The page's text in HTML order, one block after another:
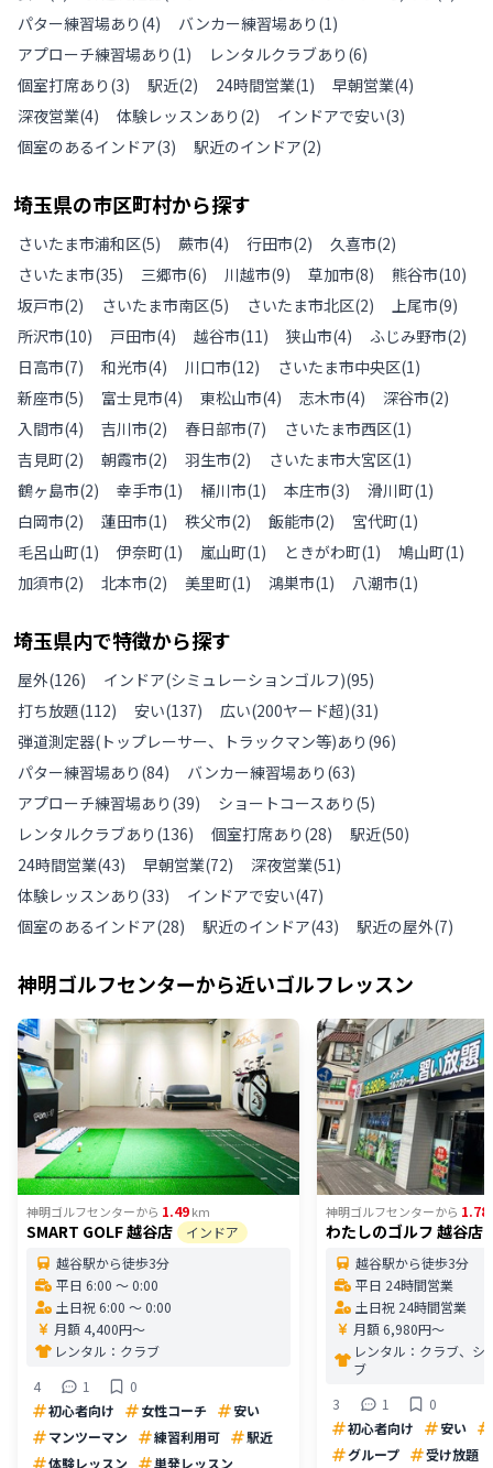
パター練習場あり (4) バンカー練習場あり (1)
アプローチ練習場あり (1) レンタルクラブあり (6)
個室打席あり (3) 駅近(2) 24時間営業(1) 早朝営業(4)
深夜営業(4) 体験レッスンあり (2) インドアで安い(3)
個室のあるインドア(3) 駅近のインドア(2)
埼玉県の市区町村から探す
さいたま市浦和区(5) 蕨市(4) 行田市(2) 久喜市(2)
さいたま市(35) 三郷市(6) 川越市(9) 草加市(8) 熊谷市(10)
坂戸市(2) さいたま市南区(5) さいたま市北区(2) 上尾市(9)
所沢市(10) 戸田市(4) 越谷市(11) 狭山市(4) ふじみ野市(2)
日高市(7) 和光市(4) 川口市(12) さいたま市中央区(1)
新座市(5) 富士見市(4) 東松山市(4) 志木市(4) 深谷市(2)
入間市(4) 吉川市(2) 春日部市(7) さいたま市西区(1)
吉見町(2) 朝霞市(2) 羽生市(2) さいたま市大宮区(1)
鶴ヶ島市(2) 幸手市(1) 桶川市(1) 本庄市(3) 滑川町(1)
白岡市(2) 蓮田市(1) 秩父市(2) 飯能市(2) 宮代町(1)
毛呂山町(1) 伊奈町(1) 嵐山町(1) ときがわ町(1) 鳩山町(1)
加須市(2) 北本市(2) 美里町(1) 鴻巣市(1) 八潮市(1)
埼玉県内で特徴から探す
屋外(126) インドア(シミュレーションゴルフ)(95)
打ち放題(112) 安い(137) 広い(200ヤード超)(31)
弾道測定器(トップレーサー、トラックマン等)あり (96)
パター練習場あり (84) バンカー練習場あり (63)
アプローチ練習場あり (39) ショートコースあり (5)
レンタルクラブあり (136) 個室打席あり (28) 駅近(50)
24時間営業(43) 早朝営業(72) 深夜営業(51)
体験レッスンあり (33) インドアで安い(47)
個室のあるインドア(28) 駅近のインドア(43) 駅近の屋外(7)
神明ゴルフセンターから近いゴルフレッスン
神明ゴルフセンターから 1.49km
SMART GOLF 越谷店
インドア
越谷駅から徒歩3分
平日 6:00 〜 0:00
土日祝 6:00 〜 0:00
月額 4,400円〜
レンタル： クラブ
4
1
0
初心者向け
女性コーチ
安い
マンツーマン
練習利用可
駅近
体験レッスン
単発レッスン
神明ゴルフセンターから 1.78
わたしのゴルフ 越谷店
越谷駅から徒歩3分
平日 24時間営業
土日祝 24時間営業
月額 6,980円〜
レンタル： クラブ、シ
ブ
3
1
0
初心者向け
安い
グループ
受け放題